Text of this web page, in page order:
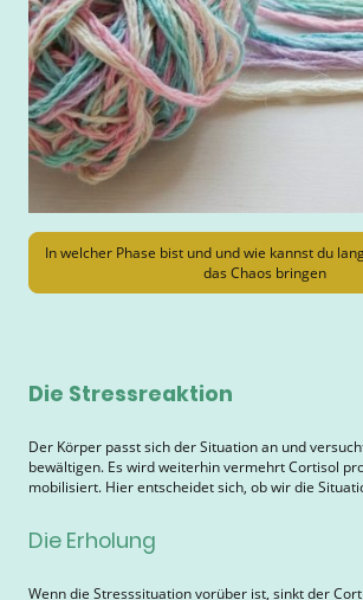
In welcher Phase bist und und wie kannst du
das Chaos bringen
Die Stressreaktion
Der Körper passt sich der Situation an und
bewältigen. Es wird weiterhin vermehrt Cortisol
mobilisiert. Hier entscheidet sich, ob wir die
Die Erholung
Wenn die Stresssituation vorüber ist, sinkt der